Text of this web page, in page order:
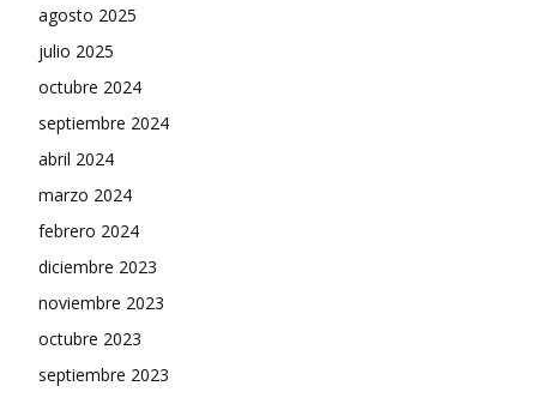
agosto 2025
julio 2025
octubre 2024
septiembre 2024
abril 2024
marzo 2024
febrero 2024
diciembre 2023
noviembre 2023
octubre 2023
septiembre 2023